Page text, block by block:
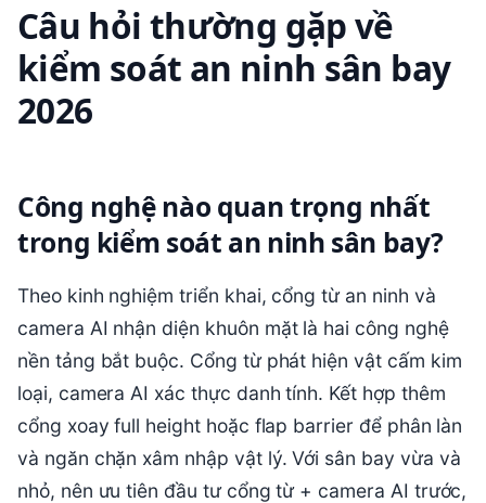
Câu hỏi thường gặp về
kiểm soát an ninh sân bay
2026
Công nghệ nào quan trọng nhất
trong kiểm soát an ninh sân bay?
Theo kinh nghiệm triển khai, cổng từ an ninh và
camera AI nhận diện khuôn mặt là hai công nghệ
nền tảng bắt buộc. Cổng từ phát hiện vật cấm kim
loại, camera AI xác thực danh tính. Kết hợp thêm
cổng xoay full height hoặc flap barrier để phân làn
và ngăn chặn xâm nhập vật lý. Với sân bay vừa và
nhỏ, nên ưu tiên đầu tư cổng từ + camera AI trước,